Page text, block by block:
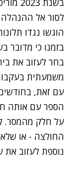
בשנת
לסור אל
הוגשו נגדו
בזמנו כי מדובר
בחר לעזוב את
משמעתית
עם זאת,
הספר עם אותה
על חלק מהמסר.
החולצה - או
נוספת לעזוב את